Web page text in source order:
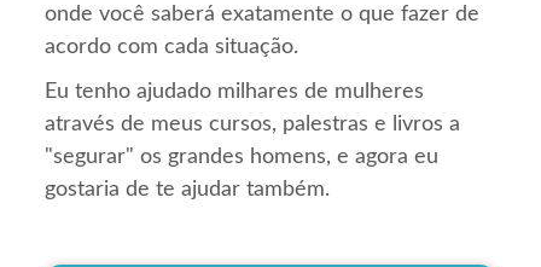
onde você saberá exatamente o que fazer de
acordo com cada situação.
Eu tenho ajudado milhares de mulheres
através de meus cursos, palestras e livros a
"segurar" os grandes homens, e agora eu
gostaria de te ajudar também.